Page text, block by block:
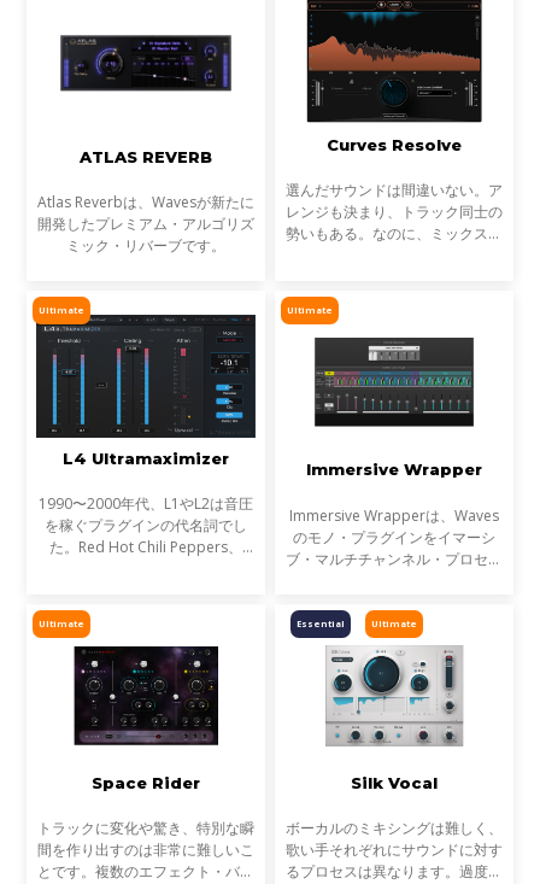
ATLAS REVERB
Atlas Reverbは、Wavesが新たに
開発したプレミアム・アルゴリズ
ミック・リバーブです。
Curves Resolve
選んだサウンドは間違いない。ア
レンジも決まり、トラック同士の
勢いもある。なのに、ミックスが
らです。これが音のマスキングと
言われる現象です。
Ultimate
L4 Ultramaximizer
1990〜2000年代、L1やL2は音圧
を稼ぐプラグインの代名詞でし
た。Red Hot Chili Peppers、
ウンドは世界を席巻しました。し
かし今、音楽は単なる音圧では
Ultimate
Immersive Wrapper
Immersive Wrapperは、Waves
のモノ・プラグインをイマーシ
ブ・マルチチャンネル・プロセッ
のイマーシブフォーマットで音楽
をミックスする際のバス処理
Ultimate
Space Rider
トラックに変化や驚き、特別な瞬
間を作り出すのは非常に難しいこ
とです。複数のエフェクト・バス
Ultimate
Essential
Silk Vocal
ボーカルのミキシングは難しく、
歌い手それぞれにサウンドに対す
るプロセスは異なります。過度な